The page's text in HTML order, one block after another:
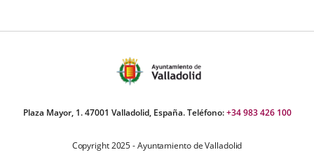
Plaza Mayor, 1. 47001 Valladolid, España. Teléfono:+34 983 426 100
Copyright 2025 - Ayuntamiento de Valladolid